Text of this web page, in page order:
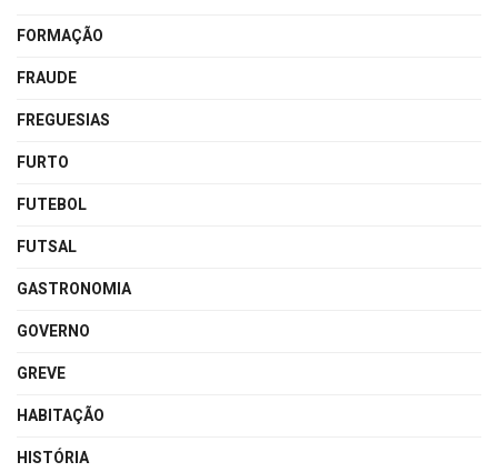
FORMAÇÃO
FRAUDE
FREGUESIAS
FURTO
FUTEBOL
FUTSAL
GASTRONOMIA
GOVERNO
GREVE
HABITAÇÃO
HISTÓRIA